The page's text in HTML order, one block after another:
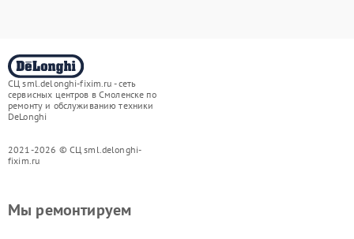
СЦ sml.delonghi-fixim.ru - сеть
сервисных центров в Смоленске по
ремонту и обслуживанию техники
DeLonghi
2021-2026 © СЦ sml.delonghi-
fixim.ru
Мы ремонтируем